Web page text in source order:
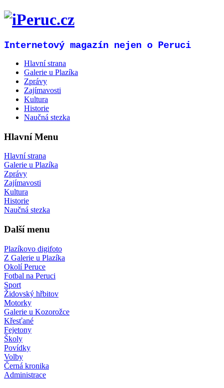
Internetový magazín nejen o Peruci
Hlavní strana
Galerie u Plazíka
Zprávy
Zajímavosti
Kultura
Historie
Naučná stezka
Hlavní Menu
Hlavní strana
Galerie u Plazíka
Zprávy
Zajímavosti
Kultura
Historie
Naučná stezka
Další menu
Plazíkovo digifoto
Z Galerie u Plazíka
Okolí Peruce
Fotbal na Peruci
Sport
Židovský hřbitov
Motorky
Galerie u Kozorožce
Křesťané
Fejetony
Školy
Povídky
Volby
Černá kronika
Administrace